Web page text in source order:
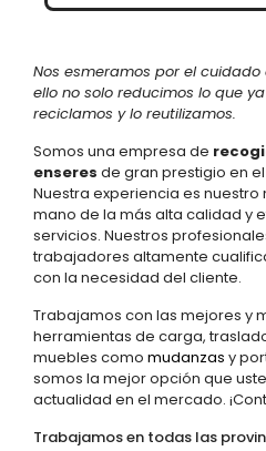
Nos esmeramos por el
ello no solo reducimos lo que
reciclamos y lo reutilizamos.
Somos una empresa de
enseres de gran prestigio en
Nuestra experiencia es
mano de la más alta calidad y
servicios. Nuestros
trabajadores altamente
con la necesidad del cliente.
Trabajamos con las mejores y
herramientas de carga,
muebles como mudanzas y
somos la mejor opción que
actualidad en el mercado.
Trabajamos en todas las